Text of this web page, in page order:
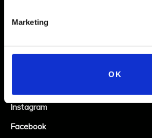
Marketing
OK
Instagram
Facebook